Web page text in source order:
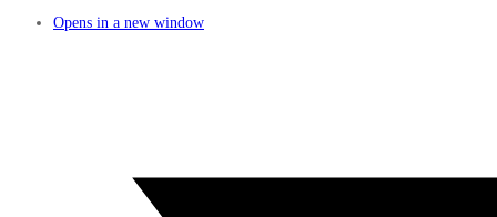
Opens in a new window